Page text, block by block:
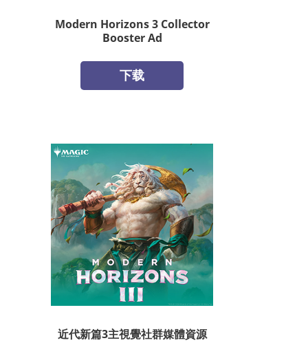
Modern Horizons 3 Collector
Booster Ad
下载
近代新篇3主視覺社群媒體資源